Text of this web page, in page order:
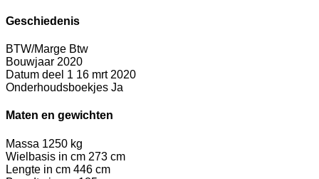
Geschiedenis
BTW/Marge Btw
Bouwjaar 2020
Datum deel 1 16 mrt 2020
Onderhoudsboekjes Ja
Maten en gewichten
Massa 1250 kg
Wielbasis in cm 273 cm
Lengte in cm 446 cm